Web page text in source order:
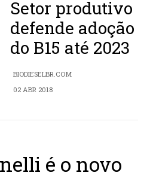
Setor produtivo
defende adoção
do B15 até 2023
BIODIESELBR.COM
02 ABR 2018
é o novo